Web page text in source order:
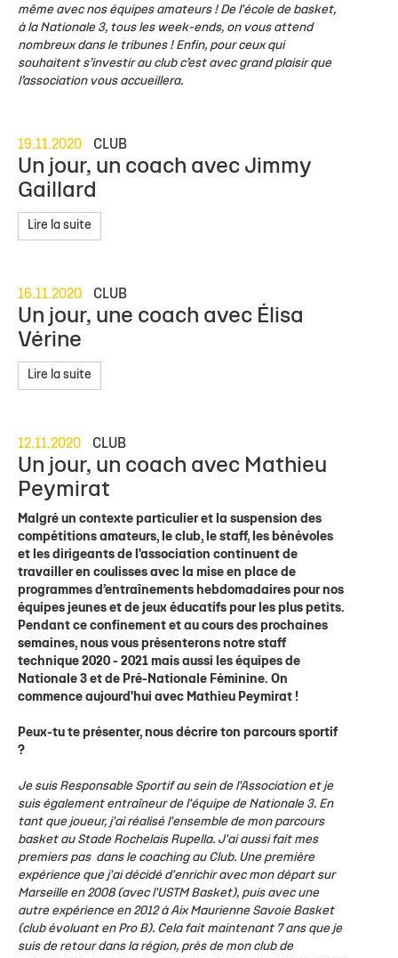
même avec nos équipes amateurs ! De l'école de basket,
à la Nationale 3, tous les week-ends, on vous attend
nombreux dans le tribunes ! Enfin, pour ceux qui
souhaitent s’investir au club c’est avec grand plaisir que
l’association vous accueillera.
19.11.2020 CLUB
Un jour, un coach avec Jimmy
Gaillard
Lire la suite
16.11.2020 CLUB
Un jour, une coach avec Élisa
Vérine
Lire la suite
12.11.2020 CLUB
Un jour, un coach avec Mathieu
Peymirat
Malgré un contexte particulier et la suspension des
compétitions amateurs, le club, le staff, les bénévoles
et les dirigeants de l'association continuent de
travailler en coulisses avec la mise en place de
programmes d’entraînements hebdomadaires pour nos
équipes jeunes et de jeux éducatifs pour les plus petits.
Pendant ce confinement et au cours des prochaines
semaines, nous vous présenterons notre staff
technique 2020 - 2021 mais aussi les équipes de
Nationale 3 et de Pré-Nationale Féminine. On
commence aujourd'hui avec Mathieu Peymirat !
Peux-tu te présenter, nous décrire ton parcours sportif
?
Je suis Responsable Sportif au sein de l'Association et je
suis également entraîneur de l'équipe de Nationale 3. En
tant que joueur, j'ai réalisé l'ensemble de mon parcours
basket au Stade Rochelais Rupella. J'ai aussi fait mes
premiers pas dans le coaching au Club. Une première
expérience que j'ai décidé d'enrichir avec mon départ sur
Marseille en 2008 (avec l'USTM Basket), puis avec une
autre expérience en 2012 à Aix Maurienne Savoie Basket
(club évoluant en Pro B). Cela fait maintenant 7 ans que je
suis de retour dans la région, près de mon club de